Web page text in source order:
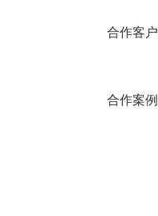
合作客户
合作案例